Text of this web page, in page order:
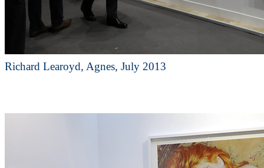
Richard Learoyd, Agnes, July 2013